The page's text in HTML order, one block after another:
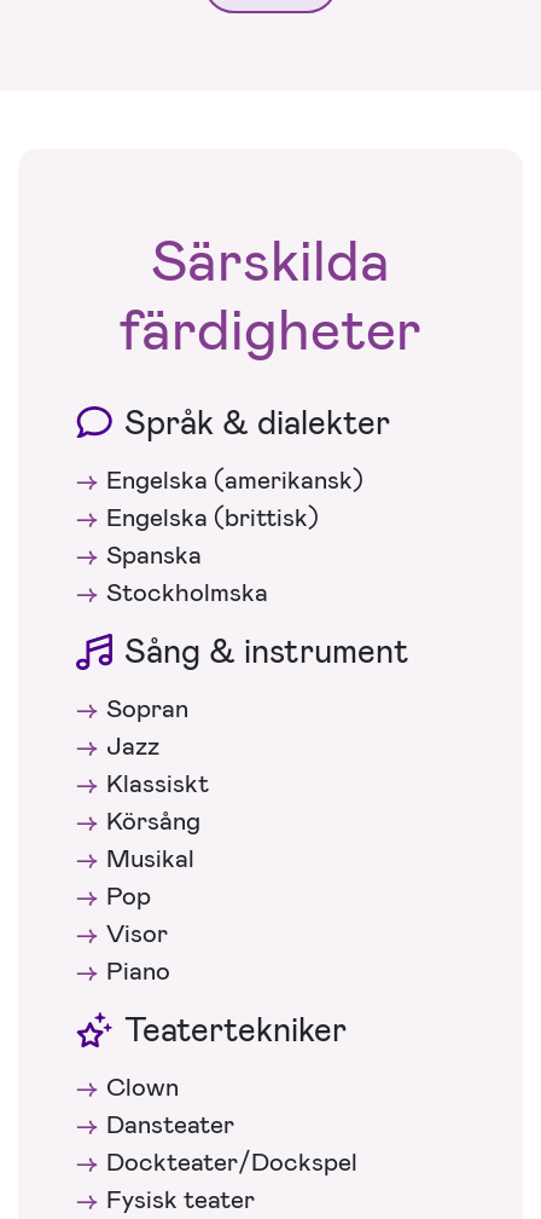
Särskilda
färdigheter
Språk & dialekter
Engelska (amerikansk)
Engelska (brittisk)
Spanska
Stockholmska
Sång & instrument
Sopran
Jazz
Klassiskt
Körsång
Musikal
Pop
Visor
Piano
Teatertekniker
Clown
Dansteater
Dockteater/Dockspel
Fysisk teater